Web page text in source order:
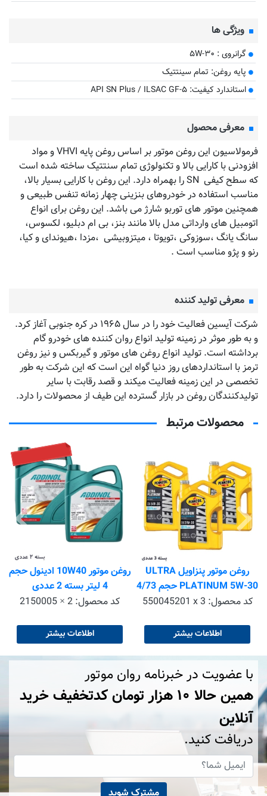
ویژگی ها
گرانروی : ۵W-۳۰
پایه روغن: تمام سینتتیک
استاندارد کیفیت: API SN Plus / ILSAC GF-۵
معرفی محصول
فرمولاسیون این روغن موتور بر اساس روغن پایه VHVI و مواد
افزودنی با کارایی بالا و تکنولوژی تمام سنتتیک ساخته شده است
که سطح کیفی SN را بهمراه دارد. این روغن با کارایی بسیار بالا،
مناسب استفاده در خودروهای بنزینی چهار زمانه تنفس طبیعی و
همچنین موتور های توربو شارژ می باشد. این روغن برای انواع
اتومبیل های وارداتی مدل بالا مانند بنز، بی ام دبلیو، لکسوس،
سانگ یانگ ،سوزوکی ،تویوتا ، میتزوبیشی ،مزدا ،هیوندای و کیا،
رنو و پژو مناسب است .
معرفی تولید کننده
شرکت آیسین فعالیت خود را در سال ۱۹۶۵ در کره جنوبی آغاز کرد.
و به طور موثر در زمینه تولید انواع روان کننده های خودرو گام
برداشته است. تولید انواع روغن های موتور و گیربکس و نیز روغن
ترمز با استانداردهای روز دنیا گواه این است که این شرکت به طور
تخصصی در این زمینه فعالیت میکند و قصد رقابت با سایر
تولیدکنندگان روغن در بازار گسترده این طیف از محصولات را دارد.
محصولات مرتبط
روغن موتور پنزاویل ULTRA
PLATINUM 5W-30 حجم 4/73
لیتر بسته ی 3 عددی
کد محصول: 550045201 x 3
اطلاعات بیشتر
موجود نیست
روغن موتور 10W40 ادینول حجم
4 لیتر بسته 2 عددی
کد محصول: 2150005 × 2
اطلاعات بیشتر
با عضویت در خبرنامه روان موتور
همین حالا ۱۰ هزار تومان کد‌تخفیف خرید
آنلاین
دریافت کنید.